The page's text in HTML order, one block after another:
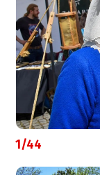
1/44